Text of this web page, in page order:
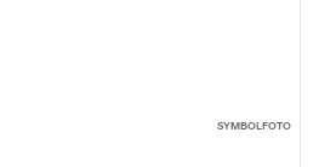
SYMBOLFOTO